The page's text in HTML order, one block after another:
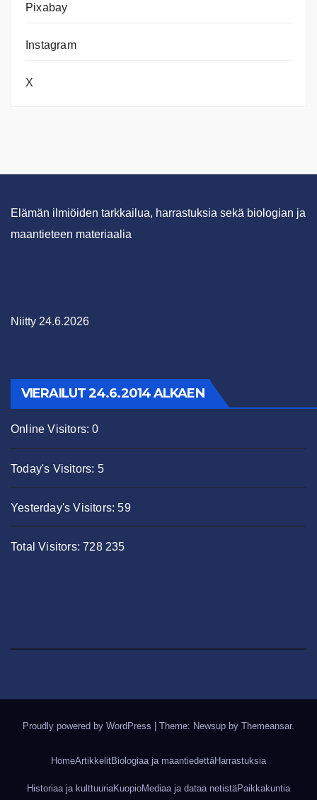
Pixabay
Instagram
X
Elämän ilmiöiden tarkkailua, harrastuksia sekä biologian ja
maantieteen materiaalia
Niitty 24.6.2026
VIERAILUT 24.6.2014 ALKAEN
Online Visitors:0
Today's Visitors: 5
Yesterday's Visitors:59
Total Visitors:728 235
Proudly powered by WordPress Theme: Newsup by Themeansar.
HomeArtikkelitBiologiaa ja maantiedettäHarrastuksia
Historiaa ja kulttuuriaKuopioMediaa ja dataa netistäPaikkakuntia